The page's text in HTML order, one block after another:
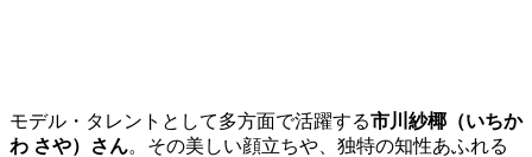
モデル・タレントとして多方面で活躍する市川紗椰（いちか
わ さや）さん。その美しい顔立ちや、独特の知性あふれる